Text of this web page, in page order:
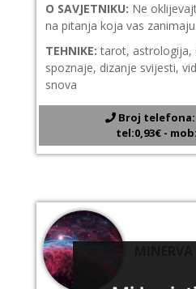
O SAVJETNIKU: Ne
na pitanja koja vas zanimaju.
TEHNIKE: tarot, astrologija,
spoznaje, dizanje svijesti,
snova
Broj telefona:
tel:0,93€ -